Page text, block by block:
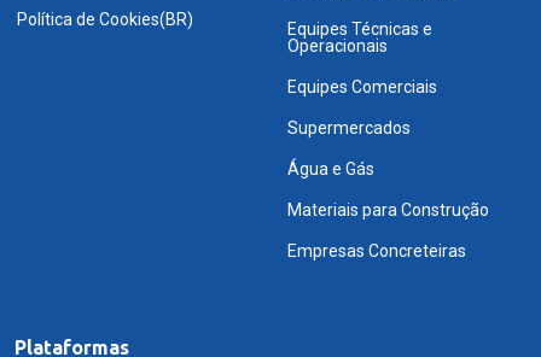
Política de Cookies(BR)
Equipes Técnicas e
Operacionais
Equipes Comerciais
Supermercados
Água e Gás
Materiais para Construção
Empresas Concreteiras
Plataformas